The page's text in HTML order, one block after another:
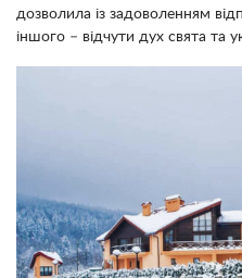
дозволила із задоволенням
іншого – відчути дух свята та